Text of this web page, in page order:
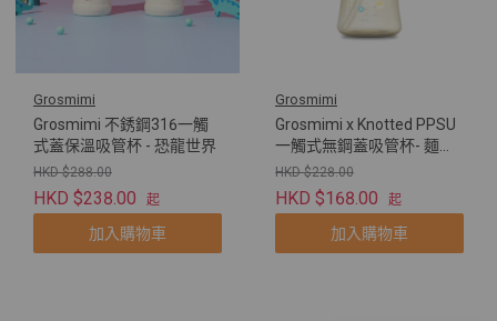
Grosmimi
Grosmimi 不銹鋼316一觸
式蓋保溫吸管杯 - 恐龍世界
HKD $288.00
HKD $238.00 起
加入購物車
Grosmimi
Grosmimi x Knotted PPSU
一觸式無鋼蓋吸管杯- 麵團
狗狗
HKD $228.00
HKD $168.00 起
加入購物車